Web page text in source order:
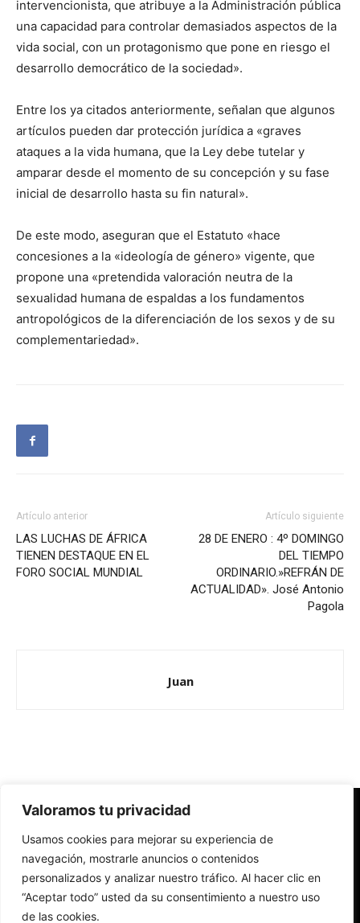
Valoramos tu privacidad
Usamos cookies para mejorar su experiencia de
navegación, mostrarle anuncios o contenidos
personalizados y analizar nuestro tráfico. Al hacer clic en
“Aceptar todo” usted da su consentimiento a nuestro uso
de las cookies.
intervencionista, que atribuye a la Administración pública
una capacidad para controlar demasiados aspectos de la
vida social, con un protagonismo que pone en riesgo el
desarrollo democrático de la sociedad».
Entre los ya citados anteriormente, señalan que algunos
artículos pueden dar protección jurídica a «graves
ataques a la vida humana, que la Ley debe tutelar y
amparar desde el momento de su concepción y su fase
inicial de desarrollo hasta su fin natural».
De este modo, aseguran que el Estatuto «hace
concesiones a la «ideología de género» vigente, que
propone una «pretendida valoración neutra de la
sexualidad humana de espaldas a los fundamentos
antropológicos de la diferenciación de los sexos y de su
complementariedad».
Artículo anterior
LAS LUCHAS DE ÁFRICA
TIENEN DESTAQUE EN EL
FORO SOCIAL MUNDIAL
Artículo siguiente
28 DE ENERO : 4º DOMINGO
DEL TIEMPO
ORDINARIO.»REFRÁN DE
ACTUALIDAD». José Antonio
Pagola
Juan
Redes Cristianas
Una mirada alternativa sobre la Iglesia católica y la sociedad
- Colectivos de Redes Cristianas